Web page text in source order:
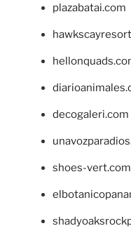
plazabatai.com
decogaleri.com
shoes-vert.com